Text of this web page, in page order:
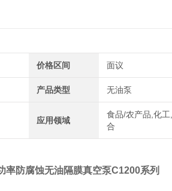
价格区间 面议
产品类型 无油泵
应用领域
食品/农产品,化
合
率防腐蚀无油隔膜真空泵C1200系列